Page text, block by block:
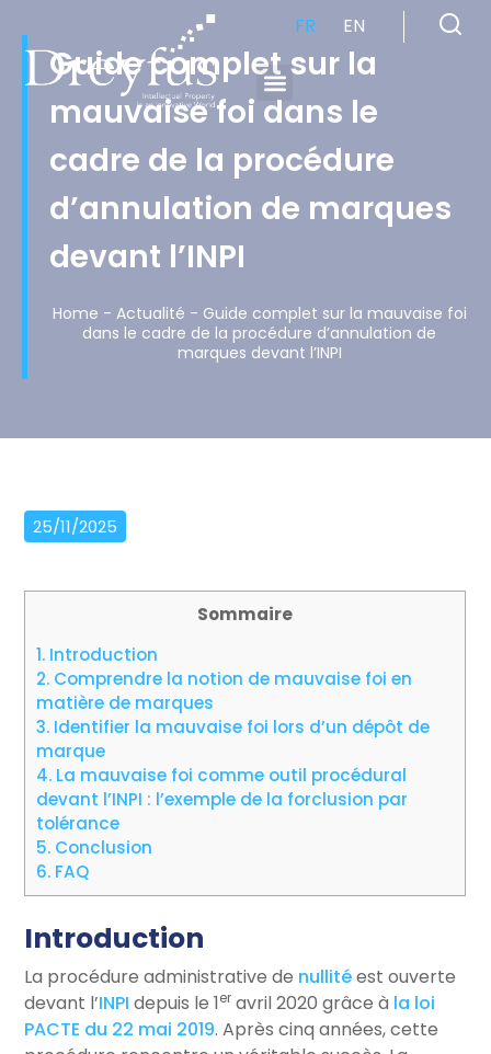
FR EN
Guide complet sur la
mauvaise foi dans le
cadre de la procédure
d’annulation de marques
devant l’INPI
Home - Actualité - Guide complet sur la mauvaise foi
dans le cadre de la procédure d’annulation de
marques devant l’INPI
25/11/2025
Sommaire
1. Introduction
2. Comprendre la notion de mauvaise foi en
matière de marques
3. Identifier la mauvaise foi lors d’un dépôt de
marque
4. La mauvaise foi comme outil procédural
devant l’INPI : l’exemple de la forclusion par
tolérance
5. Conclusion
6. FAQ
Introduction
La procédure administrative de nullitéest ouverte
devant l’INPI depuis le 1er avril 2020 grâce à la loi
PACTE du 22 mai 2019. Après cinq années, cette